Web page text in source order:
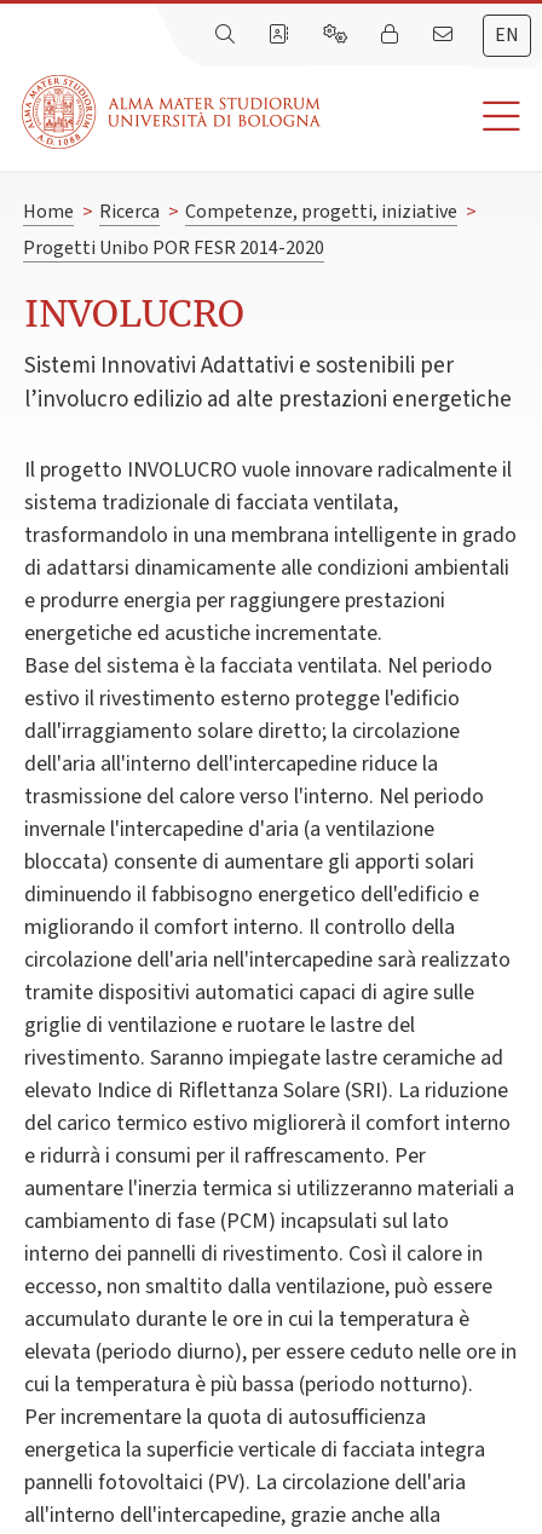
EN
Home > Ricerca > Competenze, progetti, iniziative >
Progetti Unibo POR FESR 2014-2020
INVOLUCRO
Sistemi Innovativi Adattativi e sostenibili per
l’involucro edilizio ad alte prestazioni energetiche
Il progetto INVOLUCRO vuole innovare radicalmente il
sistema tradizionale di facciata ventilata,
trasformandolo in una membrana intelligente in grado
di adattarsi dinamicamente alle condizioni ambientali
e produrre energia per raggiungere prestazioni
energetiche ed acustiche incrementate.
Base del sistema è la facciata ventilata. Nel periodo
estivo il rivestimento esterno protegge l'edificio
dall'irraggiamento solare diretto; la circolazione
dell'aria all'interno dell'intercapedine riduce la
trasmissione del calore verso l'interno. Nel periodo
invernale l'intercapedine d'aria (a ventilazione
bloccata) consente di aumentare gli apporti solari
diminuendo il fabbisogno energetico dell'edificio e
migliorando il comfort interno. Il controllo della
circolazione dell'aria nell'intercapedine sarà realizzato
tramite dispositivi automatici capaci di agire sulle
griglie di ventilazione e ruotare le lastre del
rivestimento. Saranno impiegate lastre ceramiche ad
elevato Indice di Riflettanza Solare (SRI). La riduzione
del carico termico estivo migliorerà il comfort interno
e ridurrà i consumi per il raffrescamento. Per
aumentare l'inerzia termica si utilizzeranno materiali a
cambiamento di fase (PCM) incapsulati sul lato
interno dei pannelli di rivestimento. Così il calore in
eccesso, non smaltito dalla ventilazione, può essere
accumulato durante le ore in cui la temperatura è
elevata (periodo diurno), per essere ceduto nelle ore in
cui la temperatura è più bassa (periodo notturno).
Per incrementare la quota di autosufficienza
energetica la superficie verticale di facciata integra
pannelli fotovoltaici (PV). La circolazione dell'aria
all'interno dell'intercapedine, grazie anche alla